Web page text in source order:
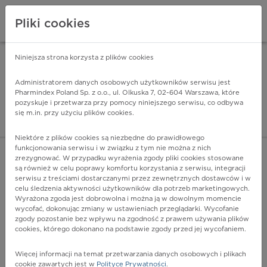
Pharmindex - lider
ZALOGUJ SIĘ
A31 - Zakażenie wywołane przez inne prątki
Więcej na lekiicd10.pl
Pliki cookies
Niniejsza strona korzysta z plików cookies
Administratorem danych osobowych użytkowników serwisu jest
Pharmindex Poland Sp. z o.o., ul. Olkuska 7, 02-604 Warszawa, które
pozyskuje i przetwarza przy pomocy niniejszego serwisu, co odbywa
się m.in. przy użyciu plików cookies.
Niektóre z plików cookies są niezbędne do prawidłowego
funkcjonowania serwisu i w związku z tym nie można z nich
zrezygnować. W przypadku wyrażenia zgody pliki cookies stosowane
są również w celu poprawy komfortu korzystania z serwisu, integracji
serwisu z treściami dostarczanymi przez zewnętrznych dostawców i w
celu śledzenia aktywności użytkowników dla potrzeb marketingowych.
Wyrażona zgoda jest dobrowolna i można ją w dowolnym momencie
wycofać, dokonując zmiany w ustawieniach przeglądarki. Wycofanie
zgody pozostanie bez wpływu na zgodność z prawem używania plików
cookies, którego dokonano na podstawie zgody przed jej wycofaniem.
Więcej informacji na temat przetwarzania danych osobowych i plikach
cookie zawartych jest w Polityce Prywatności.
ZA DARMO - w Google Play INSTALUJ